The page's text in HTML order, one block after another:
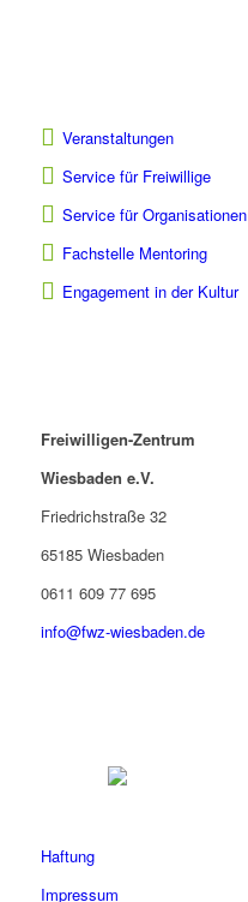
Veranstaltungen
Service für Freiwillige
Service für Organisationen
Fachstelle Mentoring
Engagement in der Kultur
Freiwilligen-Zentrum
Wiesbaden e.V.
Friedrichstraße 32
65185 Wiesbaden
0611 609 77 695
info@fwz-wiesbaden.de
Haftung
Impressum